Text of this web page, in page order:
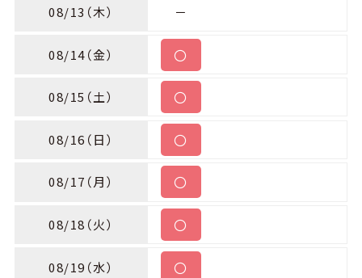
08/13 （木） －
08/14（金） 〇
08/15 （土） 〇
08/16 （日） 〇
08/17 （月） 〇
08/18 （火） 〇
08/19 （水） 〇